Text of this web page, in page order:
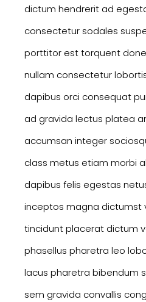
dictum hendrerit ad
consectetur sodales
porttitor est torquent
nullam consectetur
dapibus orci consequat
ad gravida lectus platea
accumsan integer
class metus etiam morbi
dapibus felis egestas
inceptos magna dictumst
tincidunt placerat dictum
phasellus pharetra leo
lacus pharetra bibendum
sem gravida convallis